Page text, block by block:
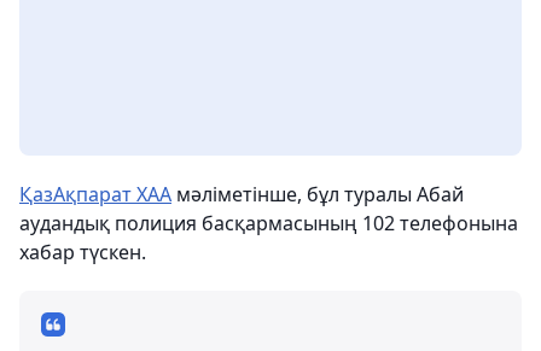
ҚазАқпарат ХАА мәліметінше, бұл туралы Абай
аудандық полиция басқармасының 102 телефонына
хабар түскен.